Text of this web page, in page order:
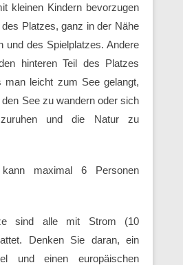
kleinen Kindern bevorzugen
Platzes, ganz in der Nähe
und des Spielplatzes. Andere
hinteren Teil des Platzes
leicht zum See gelangt,
See zu wandern oder sich
und die Natur zu
maximal 6 Personen
sind alle mit Strom (10
Denken Sie daran, ein
und einen europäischen